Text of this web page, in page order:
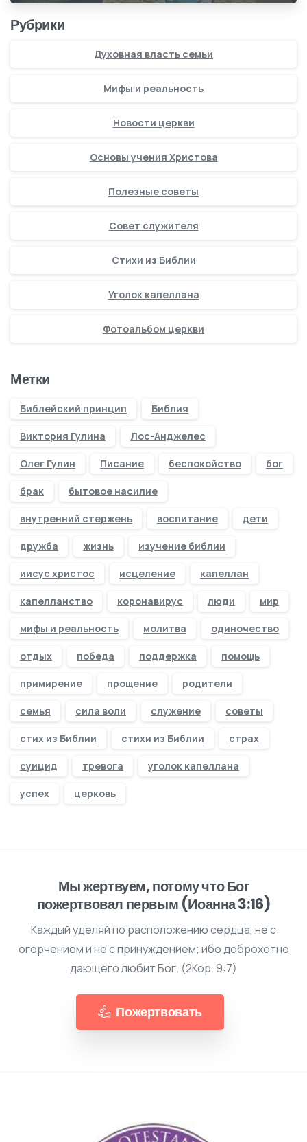
Рубрики
Духовная власть семьи
Мифы и реальность
Новости церкви
Основы учения Христова
Полезные советы
Совет служителя
Стихи из Библии
Уголок капеллана
Фотоальбом церкви
Метки
Библейский принцип Библия
Виктория Гулина Лос-Анджелес
Олег Гулин Писание беспокойство бог
брак бытовое насилие
внутренний стержень воспитание дети
дружба жизнь изучение библии
иисус христос исцеление капеллан
капелланство коронавирус люди мир
мифы и реальность молитва одиночество
отдых победа поддержка помощь
примирение прощение родители
семья сила воли служение советы
стих из Библии стихи из Библии страх
суицид тревога уголок капеллана
успех церковь
Мы жертвуем, потому что Бог
пожертвовал первым (Иоанна 3:16)
Каждый уделяй по расположению сердца, не с
огорчением и не с принуждением; ибо доброхотно
дающего любит Бог. (2Кор. 9:7)
Пожертвовать